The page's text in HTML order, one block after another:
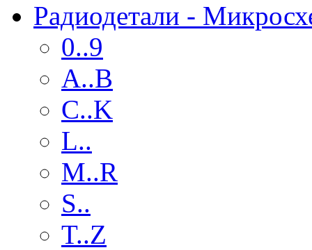
Радиодетали -
0..9
A..B
C..K
L..
M..R
S..
T..Z